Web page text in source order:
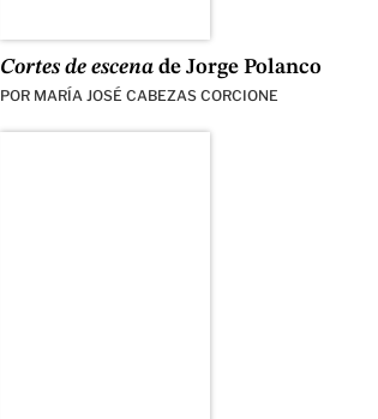
Cortes de escenade Jorge Polanco
POR MARÍA JOSÉ CABEZAS CORCIONE